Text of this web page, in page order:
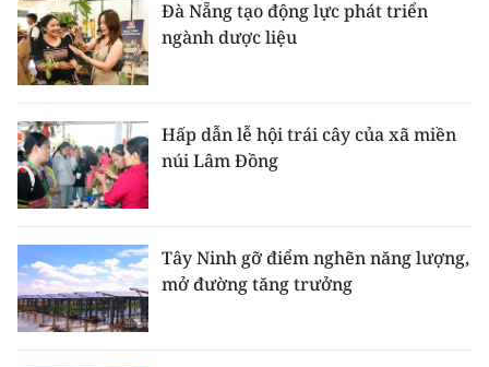
Đà Nẵng tạo động lực phát triển
ngành dược liệu
Hấp dẫn lễ hội trái cây của xã miền
núi Lâm Đồng
Tây Ninh gỡ điểm nghẽn năng lượng,
mở đường tăng trưởng